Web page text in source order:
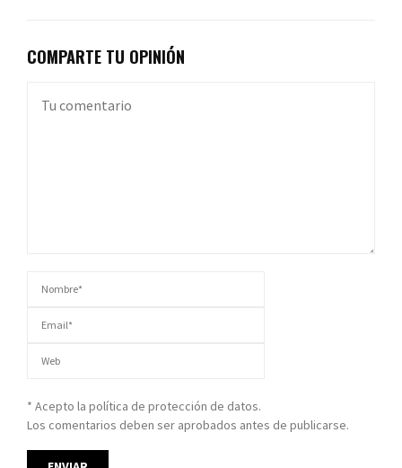
COMPARTE TU OPINIÓN
* Acepto la política de protección de datos.
Los comentarios deben ser aprobados antes de publicarse.